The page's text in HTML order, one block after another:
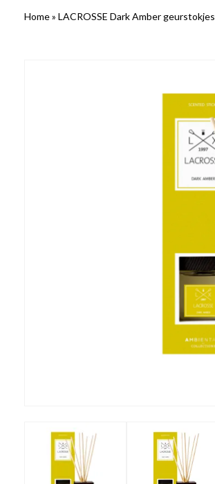
Home» LACROSSE Dark Amber geurstokjes